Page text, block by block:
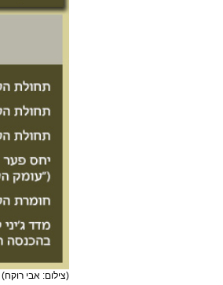
(צילום: אבי רוקח)